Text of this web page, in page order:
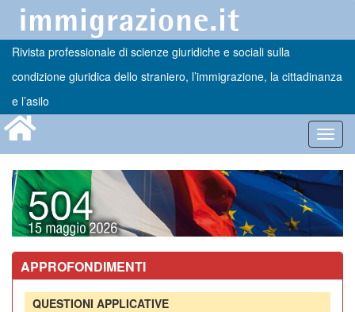
Rivista professionale di scienze giuridiche e sociali sulla
condizione giuridica dello straniero, l’immigrazione, la cittadinanza
e l’asilo
APPROFONDIMENTI
QUESTIONI APPLICATIVE